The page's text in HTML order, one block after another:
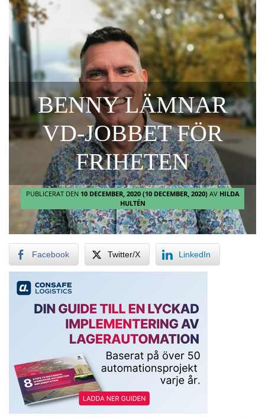
BENNY LÄMNAR
VD-JOBBET FÖR
FRIHETEN
PUBLICERAT DEN 10 DECEMBER, 2020(10 DECEMBER, 2020) AV HILDA
HULTÉN
Facebook Twitter/X LinkedIn